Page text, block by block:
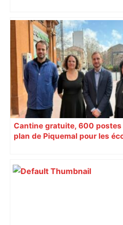
Cantine gratuite, 600
plan de Piquemal pour les